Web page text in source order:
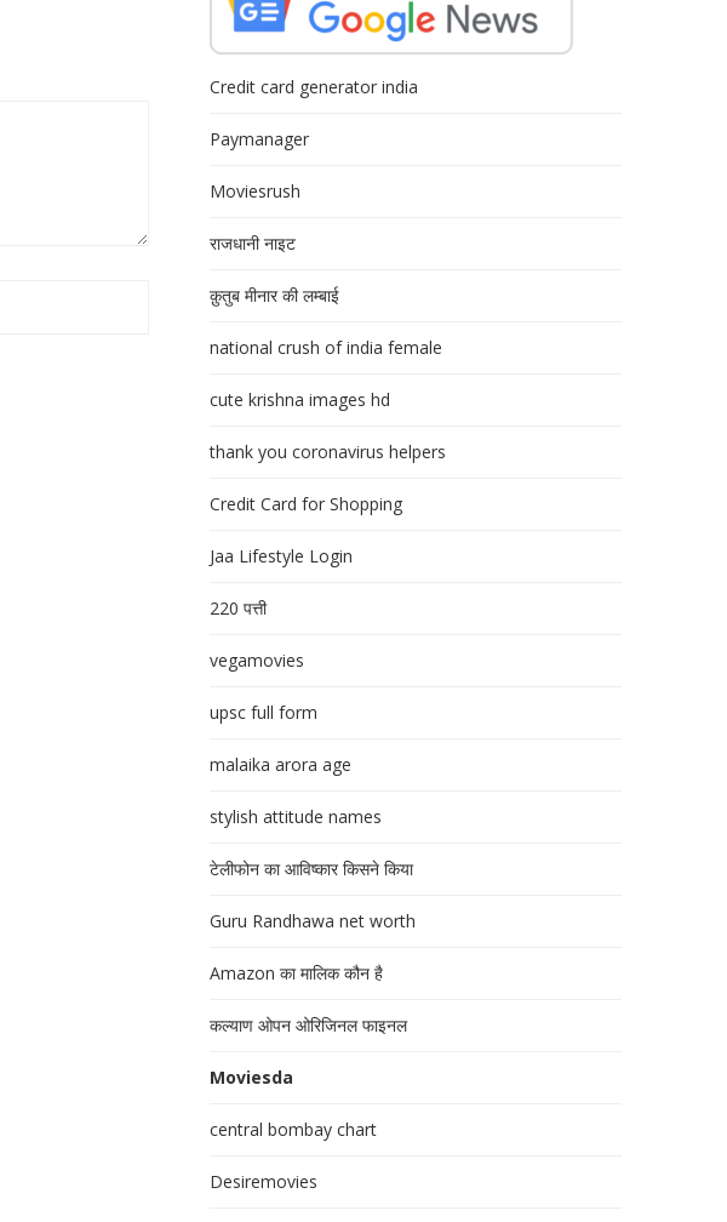
Credit card generator india
Paymanager
Moviesrush
राजधानी नाइट
क़ुतुब मीनार की लम्बाई
national crush of india female
cute krishna images hd
thank you coronavirus helpers
Credit Card for Shopping
Jaa Lifestyle Login
220 पत्ती
vegamovies
upsc full form
malaika arora age
stylish attitude names
टेलीफोन का आविष्कार किसने किया
Guru Randhawa net worth
Amazon का मालिक कौन है
कल्याण ओपन ओरिजिनल फाइनल
Moviesda
central bombay chart
Desiremovies